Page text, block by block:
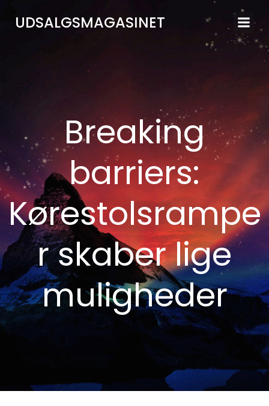
til
UDSALGSMAGASINET
Breaking
barriers:
Kørestolsrampe
r skaber lige
muligheder